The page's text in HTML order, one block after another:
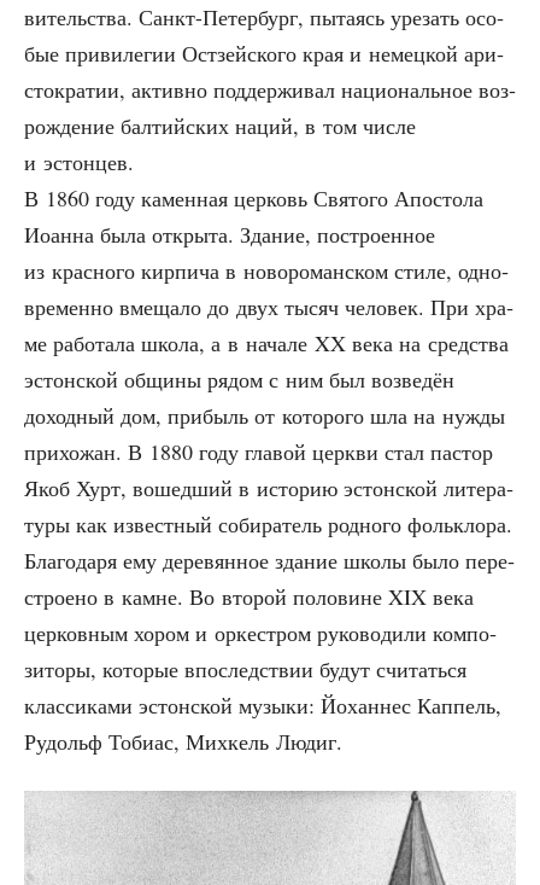
ви­тель­ства. Санкт-Петер­бург, пыта­ясь уре­зать осо­
бые при­ви­ле­гии Ост­зей­ско­го края и немец­кой ари­
сто­кра­тии, актив­но под­дер­жи­вал наци­о­наль­ное воз­
рож­де­ние бал­тий­ских наций, в том чис­ле
и эстонцев.
В 1860 году камен­ная цер­ковь Свя­то­го Апо­сто­ла
Иоан­на была откры­та. Зда­ние, постро­ен­ное
из крас­но­го кир­пи­ча в ново­ро­ман­ском сти­ле, одно­
вре­мен­но вме­ща­ло до двух тысяч чело­век. При хра­
ме рабо­та­ла шко­ла, а в нача­ле XX века на сред­ства
эстон­ской общи­ны рядом с ним был воз­ве­дён
доход­ный дом, при­быль от кото­ро­го шла на нуж­ды
при­хо­жан. В 1880 году гла­вой церк­ви стал пас­тор
Якоб Хурт, вошед­ший в исто­рию эстон­ской лите­ра­
ту­ры как извест­ный соби­ра­тель род­но­го фольк­ло­ра.
Бла­го­да­ря ему дере­вян­ное зда­ние шко­лы было пере­
стро­е­но в камне. Во вто­рой поло­вине XIX века
цер­ков­ным хором и оркест­ром руко­во­ди­ли ком­по­
зи­то­ры, кото­рые впо­след­ствии будут счи­тать­ся
клас­си­ка­ми эстон­ской музы­ки: Йохан­нес Кап­пель,
Рудольф Тоби­ас, Мих­кель Людиг.